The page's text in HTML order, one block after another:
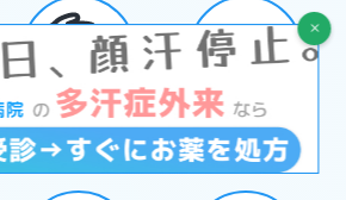
発熱・コロナ外来 ヘルペス外来